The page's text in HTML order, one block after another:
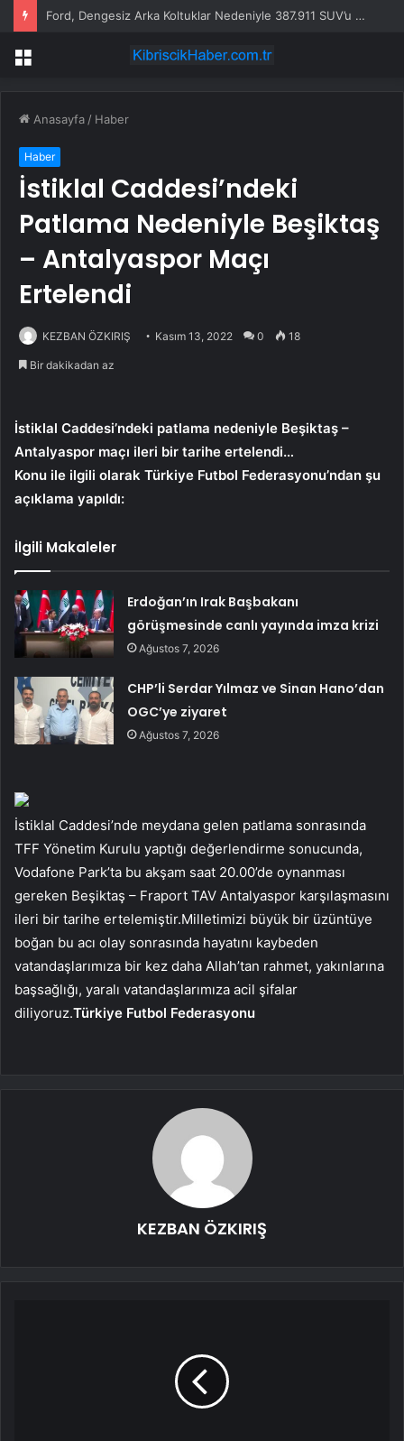
Ford, Dengesiz Arka Koltuklar Nedeniyle 387.911 SUV’u Geri Çağırdı
Menü
Anasayfa / Haber
Haber
İstiklal Caddesi’ndeki
Patlama Nedeniyle Beşiktaş
– Antalyaspor Maçı
Ertelendi
KEZBAN ÖZKIRIŞ Kasım 13, 2022 0 18
Bir dakikadan az
İstiklal Caddesi’ndeki patlama nedeniyle Beşiktaş –
Antalyaspor maçı ileri bir tarihe ertelendi…
Konu ile ilgili olarak Türkiye Futbol Federasyonu’ndan şu
açıklama yapıldı:
İlgili Makaleler
Erdoğan’ın Irak Başbakanı
görüşmesinde canlı yayında imza krizi
Ağustos 7, 2026
CHP’li Serdar Yılmaz ve Sinan Hano’dan
OGC’ye ziyaret
Ağustos 7, 2026
İstiklal Caddesi’nde meydana gelen patlama sonrasında
TFF Yönetim Kurulu yaptığı değerlendirme sonucunda,
Vodafone Park’ta bu akşam saat 20.00’de oynanması
gereken Beşiktaş – Fraport TAV Antalyaspor karşılaşmasını
ileri bir tarihe ertelemiştir.Milletimizi büyük bir üzüntüye
boğan bu acı olay sonrasında hayatını kaybeden
vatandaşlarımıza bir kez daha Allah’tan rahmet, yakınlarına
başsağlığı, yaralı vatandaşlarımıza acil şifalar
diliyoruz.Türkiye Futbol Federasyonu
KEZBAN ÖZKIRIŞ